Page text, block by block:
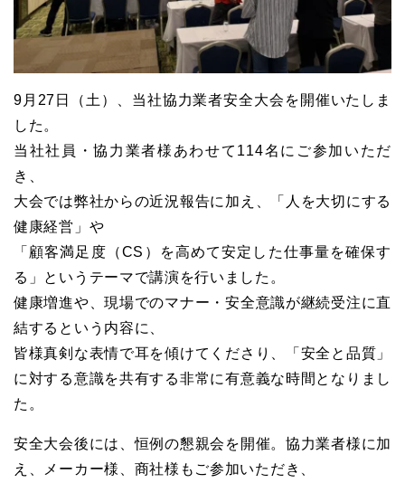
9月27日（土）、当社協力業者安全大会を開催いたしま
した。
当社社員・協力業者様あわせて114名にご参加いただ
き、
大会では弊社からの近況報告に加え、「人を大切にする
健康経営」や
「顧客満足度（CS）を高めて安定した仕事量を確保す
る」というテーマで講演を行いました。
健康増進や、現場でのマナー・安全意識が継続受注に直
結するという内容に、
皆様真剣な表情で耳を傾けてくださり、「安全と品質」
に対する意識を共有する非常に有意義な時間となりまし
た。
安全大会後には、恒例の懇親会を開催。協力業者様に加
え、メーカー様、商社様もご参加いただき、